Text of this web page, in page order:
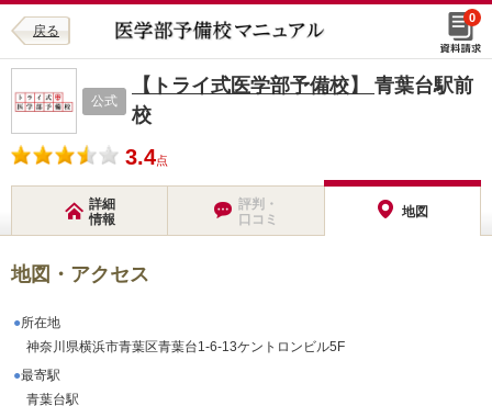
戻る
0
公式
【トライ式医学部予備校】 青葉台駅前
校
3.4点
詳細
情報
評判・
口コミ
地図
地図・アクセス
所在地
神奈川県横浜市青葉区青葉台1-6-13ケントロンビル5F
最寄駅
青葉台駅